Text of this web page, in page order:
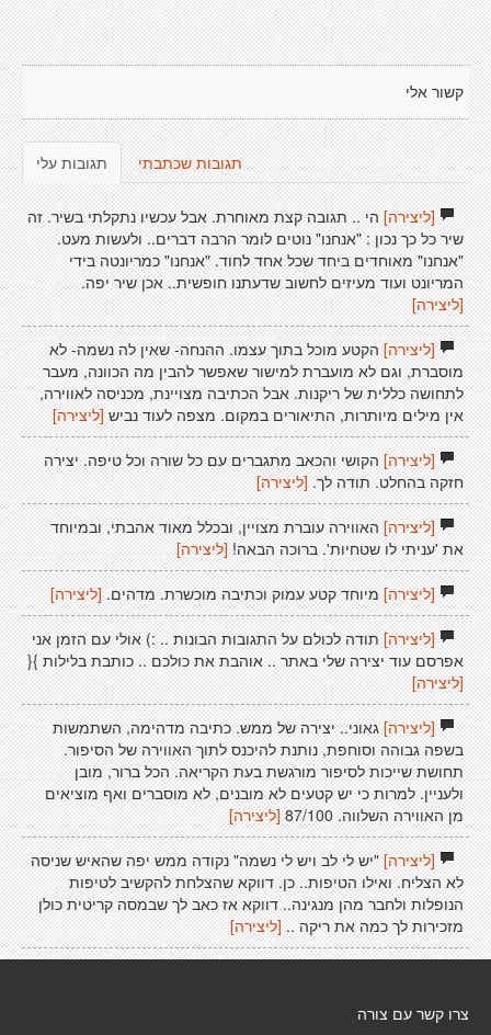
קשור אלי
תגובות עלי תגובות שכתבתי
[ליצירה]הי .. תגובה קצת מאוחרת. אבל עכשיו נתקלתי בשיר. זה
שיר כל כך נכון : "אנחנו" נוטים לומר הרבה דברים.. ולעשות מעט.
"אנחנו" מאוחדים ביחד שכל אחד לחוד. "אנחנו" כמריונטה בידי
המריונט ועוד מעיזים לחשוב שדעתנו חופשית.. אכן שיר יפה.
[ליצירה]
[ליצירה]הקטע מוכל בתוך עצמו. ההנחה- שאין לה נשמה- לא
מוסברת, וגם לא מועברת למישור שאפשר להבין מה הכוונה, מעבר
לתחושה כללית של ריקנות. אבל הכתיבה מצויינת, מכניסה לאווירה,
אין מילים מיותרות, התיאורים במקום. מצפה לעוד נביש[ליצירה]
[ליצירה]הקושי והכאב מתגברים עם כל שורה וכל טיפה. יצירה
חזקה בהחלט. תודה לך.[ליצירה]
[ליצירה]האווירה עוברת מצויין, ובכלל מאוד אהבתי, ובמיוחד
את 'עניתי לו שטחיות'. ברוכה הבאה! [ליצירה]
[ליצירה]מיוחד קטע עמוק וכתיבה מוכשרת. מדהים. [ליצירה]
[ליצירה]תודה לכולם על התגובות הבונות .. :) אולי עם הזמן אני
אפרסם עוד יצירה שלי באתר .. אוהבת את כולכם .. כותבת בלילות }{
[ליצירה]
[ליצירה]גאוני.. יצירה של ממש. כתיבה מדהימה, השתמשות
בשפה גבוהה וסוחפת, נותנת להיכנס לתוך האווירה של הסיפור.
תחושת שייכות לסיפור מורגשת בעת הקריאה. הכל ברור, מובן
ולעניין. למרות כי יש קטעים לא מובנים, לא מוסברים ואף מוציאים
מן האווירה השלווה. 87/100
[ליצירה]
[ליצירה]"יש לי לב ויש לי נשמה" נקודה ממש יפה שהאיש שניסה
לא הצליח. ואילו הטיפות.. כן. דווקא שהצלחת להקשיב לטיפות
הנופלות ולחבר מהן מנגינה.. דווקא אז כאב לך שבמסה קריטית כולן
מזכירות לך כמה את ריקה .. [ליצירה]
צרו קשר עם צורה